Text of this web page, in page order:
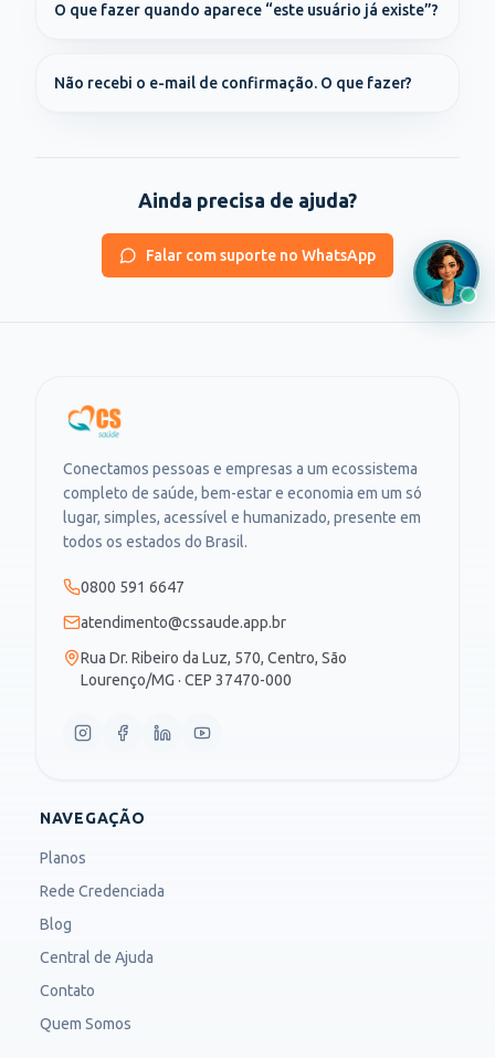
O que fazer quando aparece “este usuário já existe”?
Não recebi o e-mail de confirmação. O que fazer?
Ainda precisa de ajuda?
Falar com suporte no WhatsApp
Conectamos pessoas e empresas a um ecossistema
completo de saúde, bem-estar e economia em um só
lugar, simples, acessível e humanizado, presente em
todos os estados do Brasil.
0800 591 6647
atendimento@cssaude.app.br
Rua Dr. Ribeiro da Luz, 570, Centro, São
Lourenço/MG · CEP 37470-000
NAVEGAÇÃO
Planos
Rede Credenciada
Blog
Central de Ajuda
Contato
Quem Somos